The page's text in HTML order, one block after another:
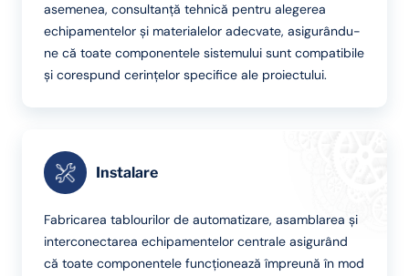
asemenea, consultanță tehnică pentru alegerea
echipamentelor și materialelor adecvate, asigurându-
ne că toate componentele sistemului sunt compatibile
și corespund cerințelor specifice ale proiectului.
Instalare
Fabricarea tablourilor de automatizare, asamblarea și
interconectarea echipamentelor centrale asigurând
că toate componentele funcționează împreună în mod